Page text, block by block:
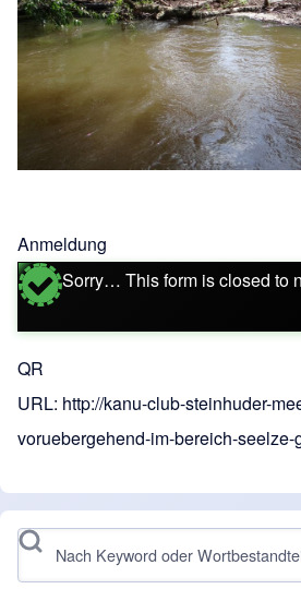
Anmeldung
Statusmeldung
Sorry… This form is closed to
QR
URL: http://kanu-club-steinhuder-
voruebergehend-im-bereich-seelze-
Search